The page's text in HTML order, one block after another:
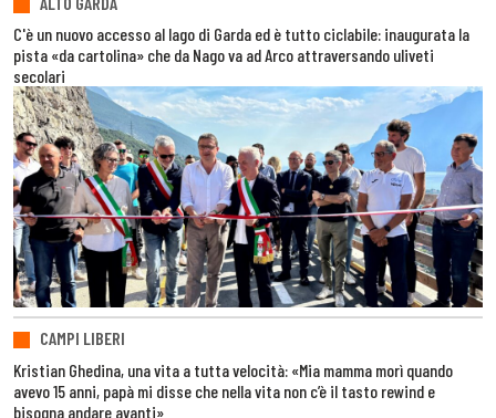
C'è un nuovo accesso al lago di Garda ed è tutto ciclabile: inaugurata la
pista «da cartolina» che da Nago va ad Arco attraversando uliveti
secolari
CAMPI LIBERI
Kristian Ghedina, una vita a tutta velocità: «Mia mamma morì quando
avevo 15 anni, papà mi disse che nella vita non c’è il tasto rewind e
bisogna andare avanti»